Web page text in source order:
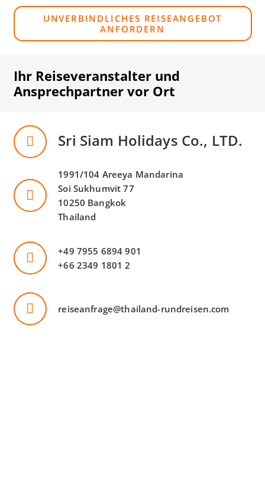
UNVERBINDLICHES REISEANGEBOT
ANFORDERN
Ihr Reiseveranstalter und
Ansprechpartner vor Ort
Sri Siam Holidays Co., LTD.
1991/104 Areeya Mandarina
Soi Sukhumvit 77
10250 Bangkok
Thailand
+49 7955 6894 901
+66 2349 1801 2
reiseanfrage@thailand-rundreisen.com